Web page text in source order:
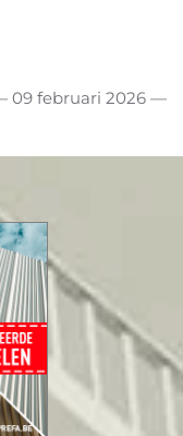
09 februari 2026 —